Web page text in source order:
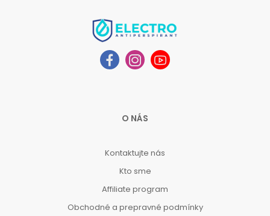
O NÁS
Kontaktujte nás
Kto sme
Affiliate program
Obchodné a prepravné podmínky